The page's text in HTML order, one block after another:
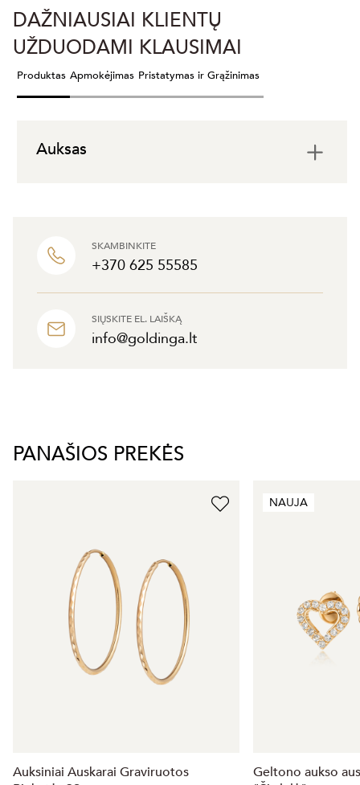
SKAMBINKITE
+370 625 55585
SIŲSKITE EL. LAIŠKĄ
info@goldinga.lt
DAŽNIAUSIAI KLIENTŲ
UŽDUODAMI KLAUSIMAI
Produktas Apmokėjimas Pristatymas ir Grąžinimas
Auksas
PANAŠIOS PREKĖS
Auksiniai Auskarai Graviruotos
NAUJA
Geltono aukso